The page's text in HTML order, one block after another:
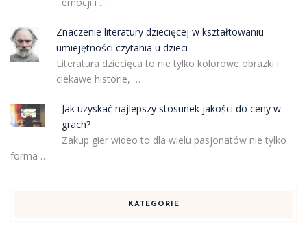
Znaczenie literatury dziecięcej w kształtowaniu
umiejętności czytania u dzieci
Literatura dziecięca to nie tylko kolorowe obrazki i
ciekawe historie, …
Jak uzyskać najlepszy stosunek jakości do ceny w
grach?
Zakup gier wideo to dla wielu pasjonatów nie tylko
forma …
KATEGORIE